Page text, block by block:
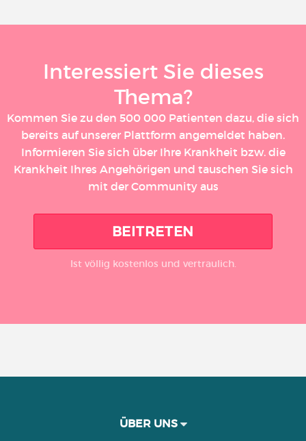
Interessiert Sie dieses
Thema?
Kommen Sie zu den 500 000 Patienten dazu, die sich
bereits auf unserer Plattform angemeldet haben.
Informieren Sie sich über Ihre Krankheit bzw. die
Krankheit Ihres Angehörigen und tauschen Sie sich
mit der Community aus
BEITRETEN
Ist völlig kostenlos und vertraulich.
ÜBER UNS